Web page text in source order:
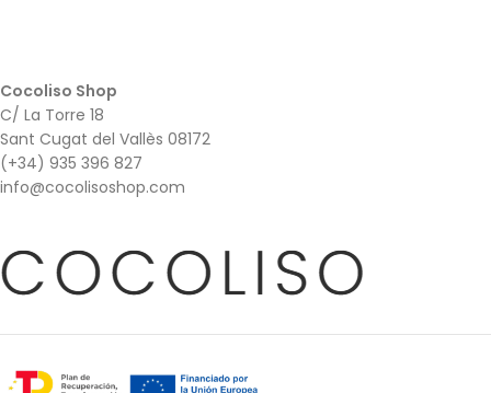
Cocoliso Shop
C/ La Torre 18
Sant Cugat del Vallès 08172
(+34) 935 396 827
info@cocolisoshop.com